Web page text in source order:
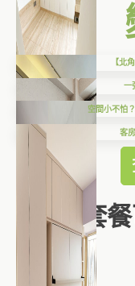
【北
一
空間小不怕
客
套